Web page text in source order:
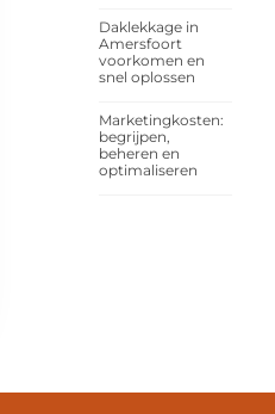
Daklekkage in
Amersfoort
voorkomen en
snel oplossen
Marketingkosten:
begrijpen,
beheren en
optimaliseren